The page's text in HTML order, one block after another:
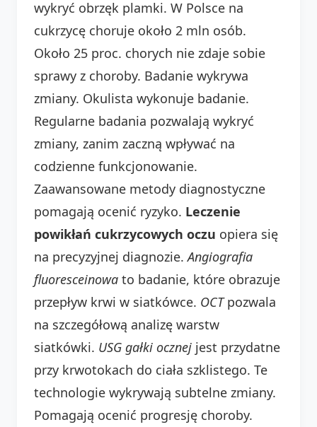
wykryć obrzęk plamki. W Polsce na
cukrzycę choruje około 2 mln osób.
Około 25 proc. chorych nie zdaje sobie
sprawy z choroby. Badanie wykrywa
zmiany. Okulista wykonuje badanie.
Regularne badania pozwalają wykryć
zmiany, zanim zaczną wpływać na
codzienne funkcjonowanie.
Zaawansowane metody diagnostyczne
pomagają ocenić ryzyko. Leczenie
powikłań cukrzycowych oczu opiera się
na precyzyjnej diagnozie.Angiografia
fluoresceinowa to badanie, które obrazuje
przepływ krwi w siatkówce. OCTpozwala
na szczegółową analizę warstw
siatkówki. USG gałki ocznej jest przydatne
przy krwotokach do ciała szklistego. Te
technologie wykrywają subtelne zmiany.
Pomagają ocenić progresję choroby.